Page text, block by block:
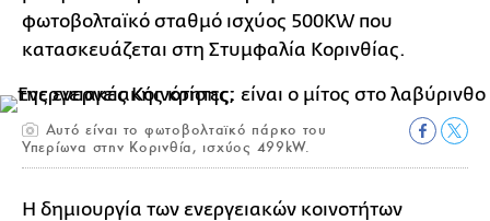
φωτοβολταϊκό σταθμό ισχύος 500KW που
κατασκευάζεται στη Στυμφαλία Κορινθίας.
Αυτό είναι το φωτοβολταϊκό πάρκο του
Υπερίωνα στην Κορινθία, ισχύος 499kW.
Η δημιουργία των ενεργειακών κοινοτήτων